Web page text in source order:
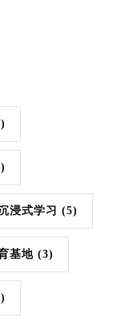
浸式学习 (5)
基地 (3)